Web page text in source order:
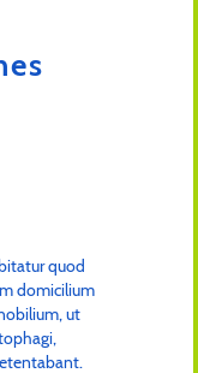
quod
domicilium
ut